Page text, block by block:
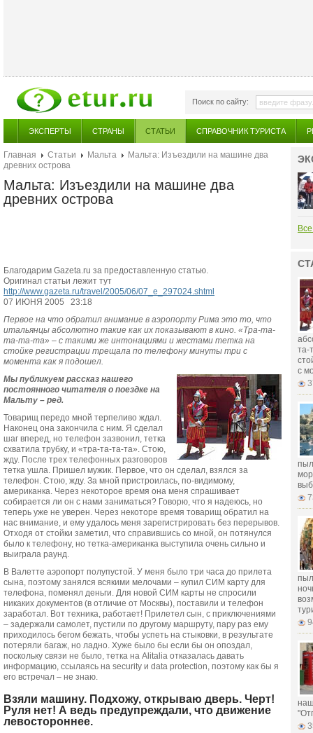
Поиск по сайту:
ЭКСПЕРТЫ СТРАНЫ СТАТЬИ СПРАВОЧНИК ТУРИСТА
Главная Статьи Мальта
Мальта: Изъездили на машине два
древних острова
Мальта: Изъездили на машине два
древних острова
Благодарим Gazeta.ru за предоставленную статью.
Оригинал статьи лежит тут
http://www.gazeta.ru/travel/2005/06/07_e_297024.shtml
07 ИЮНЯ 2005 23:18
Первое на что обратил внимание в аэропорту Рима это то, что
итальянцы абсолютно такие как их показывают в кино. «Тра-та-
та-та-та» – с такими же интонациями и жестами тетка на
стойке регистрации трещала по телефону минуты три с
момента как я подошел.
Мы публикуем рассказ нашего
постоянного читателя о поездке на
Мальту – ред.
Товарищ передо мной терпеливо ждал.
Наконец она закончила с ним. Я сделал
шаг вперед, но телефон зазвонил, тетка
схватила трубку, и «тра-та-та-та». Стою,
жду. После трех телефонных разговоров
тетка ушла. Пришел мужик. Первое, что он сделал, взялся за
телефон. Стою, жду. За мной пристроилась, по-видимому,
американка. Через некоторое время она меня спрашивает
собирается ли он с нами заниматься? Говорю, что я надеюсь, но
теперь уже не уверен. Через некоторе время товарищ обратил на
нас внимание, и ему удалось меня зарегистрировать без перерывов.
Отходя от стойки заметил, что справившись со мной, он потянулся
было к телефону, но тетка-американка выступила очень сильно и
выиграла раунд.
В Валетте аэропорт полупустой. У меня было три часа до прилета
сына, поэтому занялся всякими мелочами – купил СИМ карту для
телефона, поменял деньги. Для новой СИМ карты не спросили
никаких документов (в отличие от Москвы), поставили и телефон
заработал. Вот техника, работает! Прилетел сын, с приключениями
– задержали самолет, пустили по другому маршруту, пару раз ему
приходилось бегом бежать, чтобы успеть на стыковки, в результате
потеряли багаж, но ладно. Хуже было бы если бы он опоздал,
поскольку связи не было, тетка на Alitalia отказалась давать
информацию, ссылаясь на security и data protection, поэтому как бы я
его встречал – не знаю.
Взяли машину. Подхожу, открываю дверь. Черт!
Руля нет! А ведь предупреждали, что движение
левостороннее.
та-
с